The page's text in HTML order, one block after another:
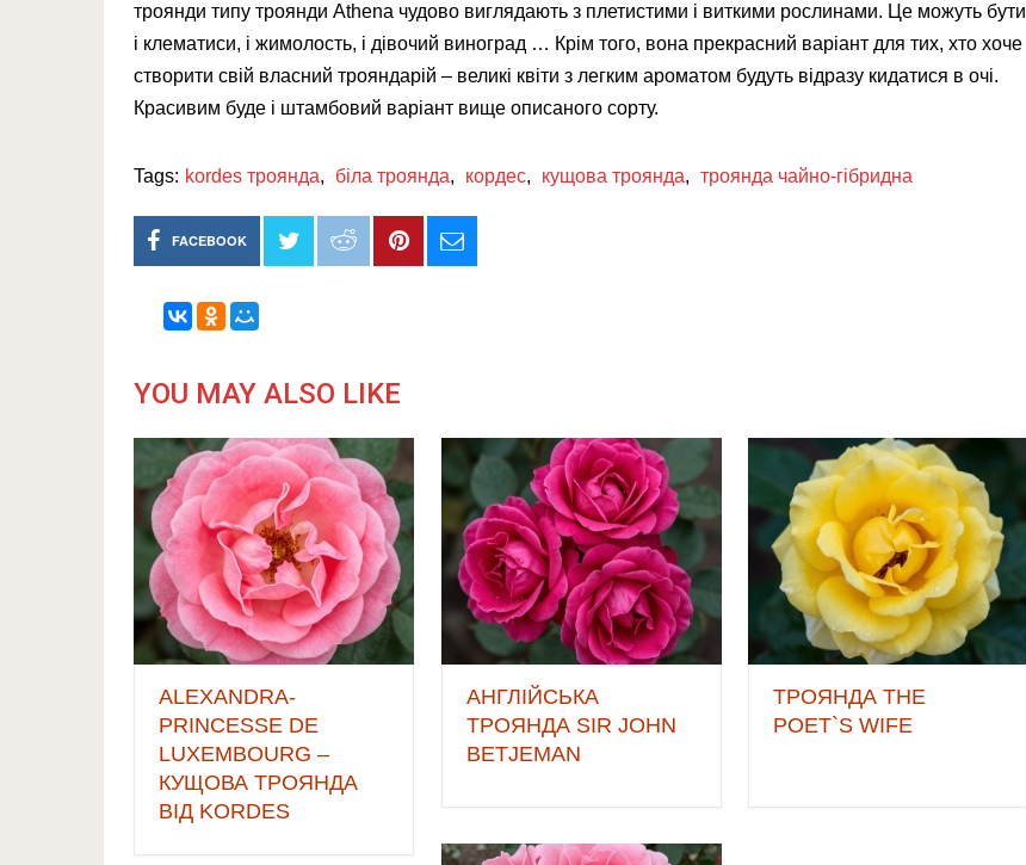
троянди типу троянди Athena чудово виглядають з плетистими і виткими рослинами. Це можуть бути
і клематиси, і жимолость, і дівочий виноград … Крім того, вона прекрасний варіант для тих, хто хоче
створити свій власний трояндарій – великі квіти з легким ароматом будуть відразу кидатися в очі.
Красивим буде і штамбовий варіант вище описаного сорту.
Tags: kordes троянда, біла троянда, кордес, кущова троянда, троянда чайно-гібридна
FACEBOOK
YOU MAY ALSO LIKE
ALEXANDRA-
PRINCESSE DE
LUXEMBOURG –
КУЩОВА ТРОЯНДА
ВІД KORDES
АНГЛІЙСЬКА
ТРОЯНДА SIR JOHN
BETJEMAN
ТРОЯНДА THE
POET`S WIFE